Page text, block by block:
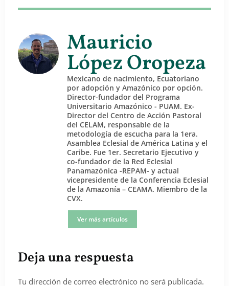
Mauricio
López Oropeza
Mexicano de nacimiento, Ecuatoriano
por adopción y Amazónico por opción.
Director-fundador del Programa
Universitario Amazónico - PUAM. Ex-
Director del Centro de Acción Pastoral
del CELAM, responsable de la
metodología de escucha para la 1era.
Asamblea Eclesial de América Latina y el
Caribe. Fue 1er. Secretario Ejecutivo y
co-fundador de la Red Eclesial
Panamazónica -REPAM- y actual
vicepresidente de la Conferencia Eclesial
de la Amazonía – CEAMA. Miembro de la
CVX.
Ver más artículos
Deja una respuesta
Tu dirección de correo electrónico no será publicada.